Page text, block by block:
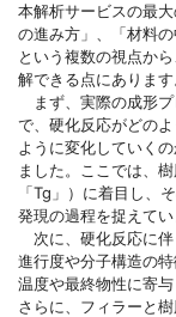
本解析サービスの最
の進み方」、「材料
という複数の視点か
解できる点にあります
まず、実際の成形プ
で、硬化反応がどの
ように変化していく
ました。ここでは、
「Tg」）に着目し、
発現の過程を捉えてい
次に、硬化反応に伴
進行度や分子構造の
温度や最終物性に寄
さらに、フィラーと